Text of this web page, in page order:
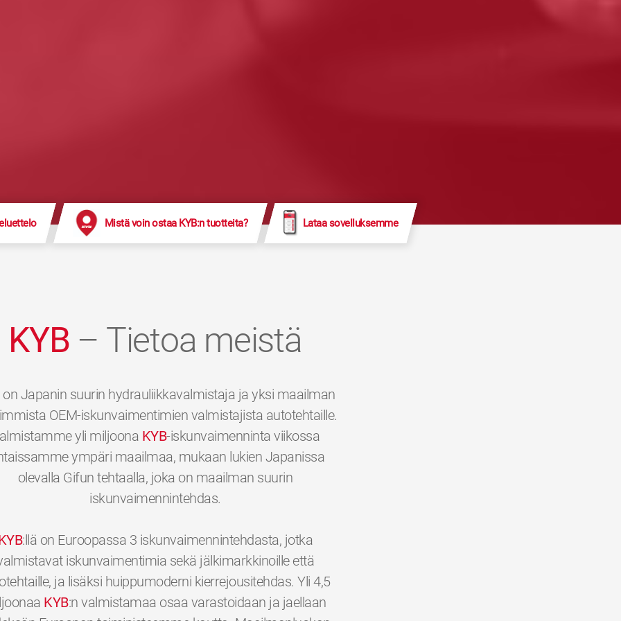
Mistä voin ostaa KYB:n tuotteita? Lataa sovelluksemme
KYB – Tietoa meistä
on Japanin suurin hydrauliikkavalmistaja ja yksi maailman
OEM-iskunvaimentimien valmistajista autotehtaille.
yli miljoona KYB-iskunvaimenninta viikossa
ympäri maailmaa, mukaan lukien Japanissa
olevalla Gifun tehtaalla, joka on maailman suurin
iskunvaimennintehdas.
:llä on Euroopassa 3 iskunvaimennintehdasta, jotka
iskunvaimentimia sekä jälkimarkkinoille että
ja lisäksi huippumoderni kierrejousitehdas. Yli 4,5
KYB:n valmistamaa osaa varastoidaan ja jaellaan